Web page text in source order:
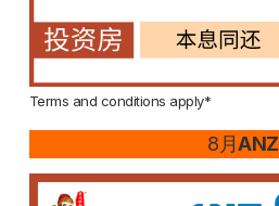
Terms and conditions apply*
8月ANZ